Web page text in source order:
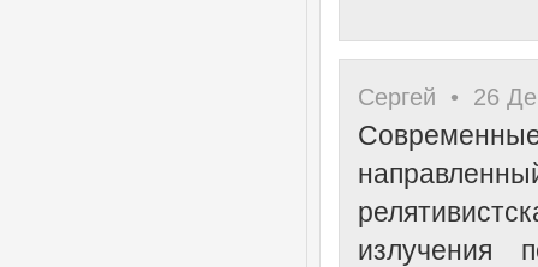
Сергей • 26
излучения